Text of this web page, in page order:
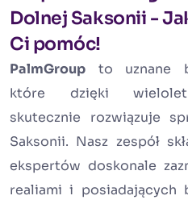
Dolnej Saksonii -
Ci pomóc!
PalmGroup to uznane
które dzięki
skutecznie rozwiązuje
Saksonii. Nasz zespół
ekspertów doskonale
realiami i posiadających